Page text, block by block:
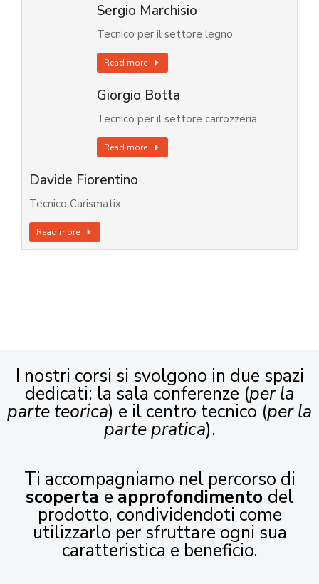
Sergio Marchisio
Tecnico per il settore legno
Read more
Giorgio Botta
Tecnico per il settore carrozzeria
Read more
Davide Fiorentino
Tecnico Carismatix
Read more
I nostri corsi si svolgono in due spazi
dedicati: la sala conferenze (per la
parte teorica) e il centro tecnico (per la
parte pratica).
Ti accompagniamo nel percorso di
scoperta e approfondimento del
prodotto, condividendoti come
utilizzarlo per sfruttare ogni sua
caratteristica e beneficio.